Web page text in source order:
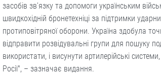
засобів зв’язку та допомоги українським
швидкохідній бронетехніці за підтримки
протиповітряної оборони. Україна здобула
відправити розвідувальні групи для пошуку
використати, і висунути артилерійські
Росії", – зазначає видання.